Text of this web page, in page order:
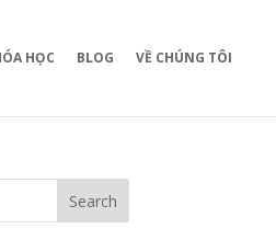
HỌC BLOG VỀ CHÚNG TÔI